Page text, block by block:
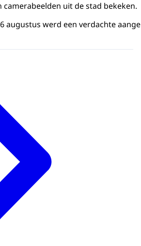
uit de stad bekeken.
augustus werd een verdachte